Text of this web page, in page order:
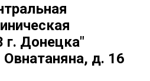
Донецка"
д. 16